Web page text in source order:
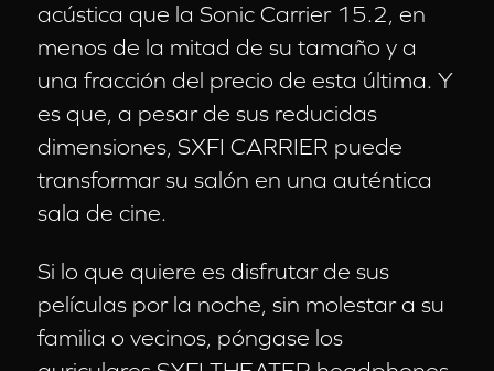
acústica que la Sonic Carrier 15.2, en
menos de la mitad de su tamaño y a
una fracción del precio de esta última. Y
es que, a pesar de sus reducidas
dimensiones, SXFI CARRIER puede
transformar su salón en una auténtica
sala de cine.
Si lo que quiere es disfrutar de sus
películas por la noche, sin molestar a su
familia o vecinos, póngase los